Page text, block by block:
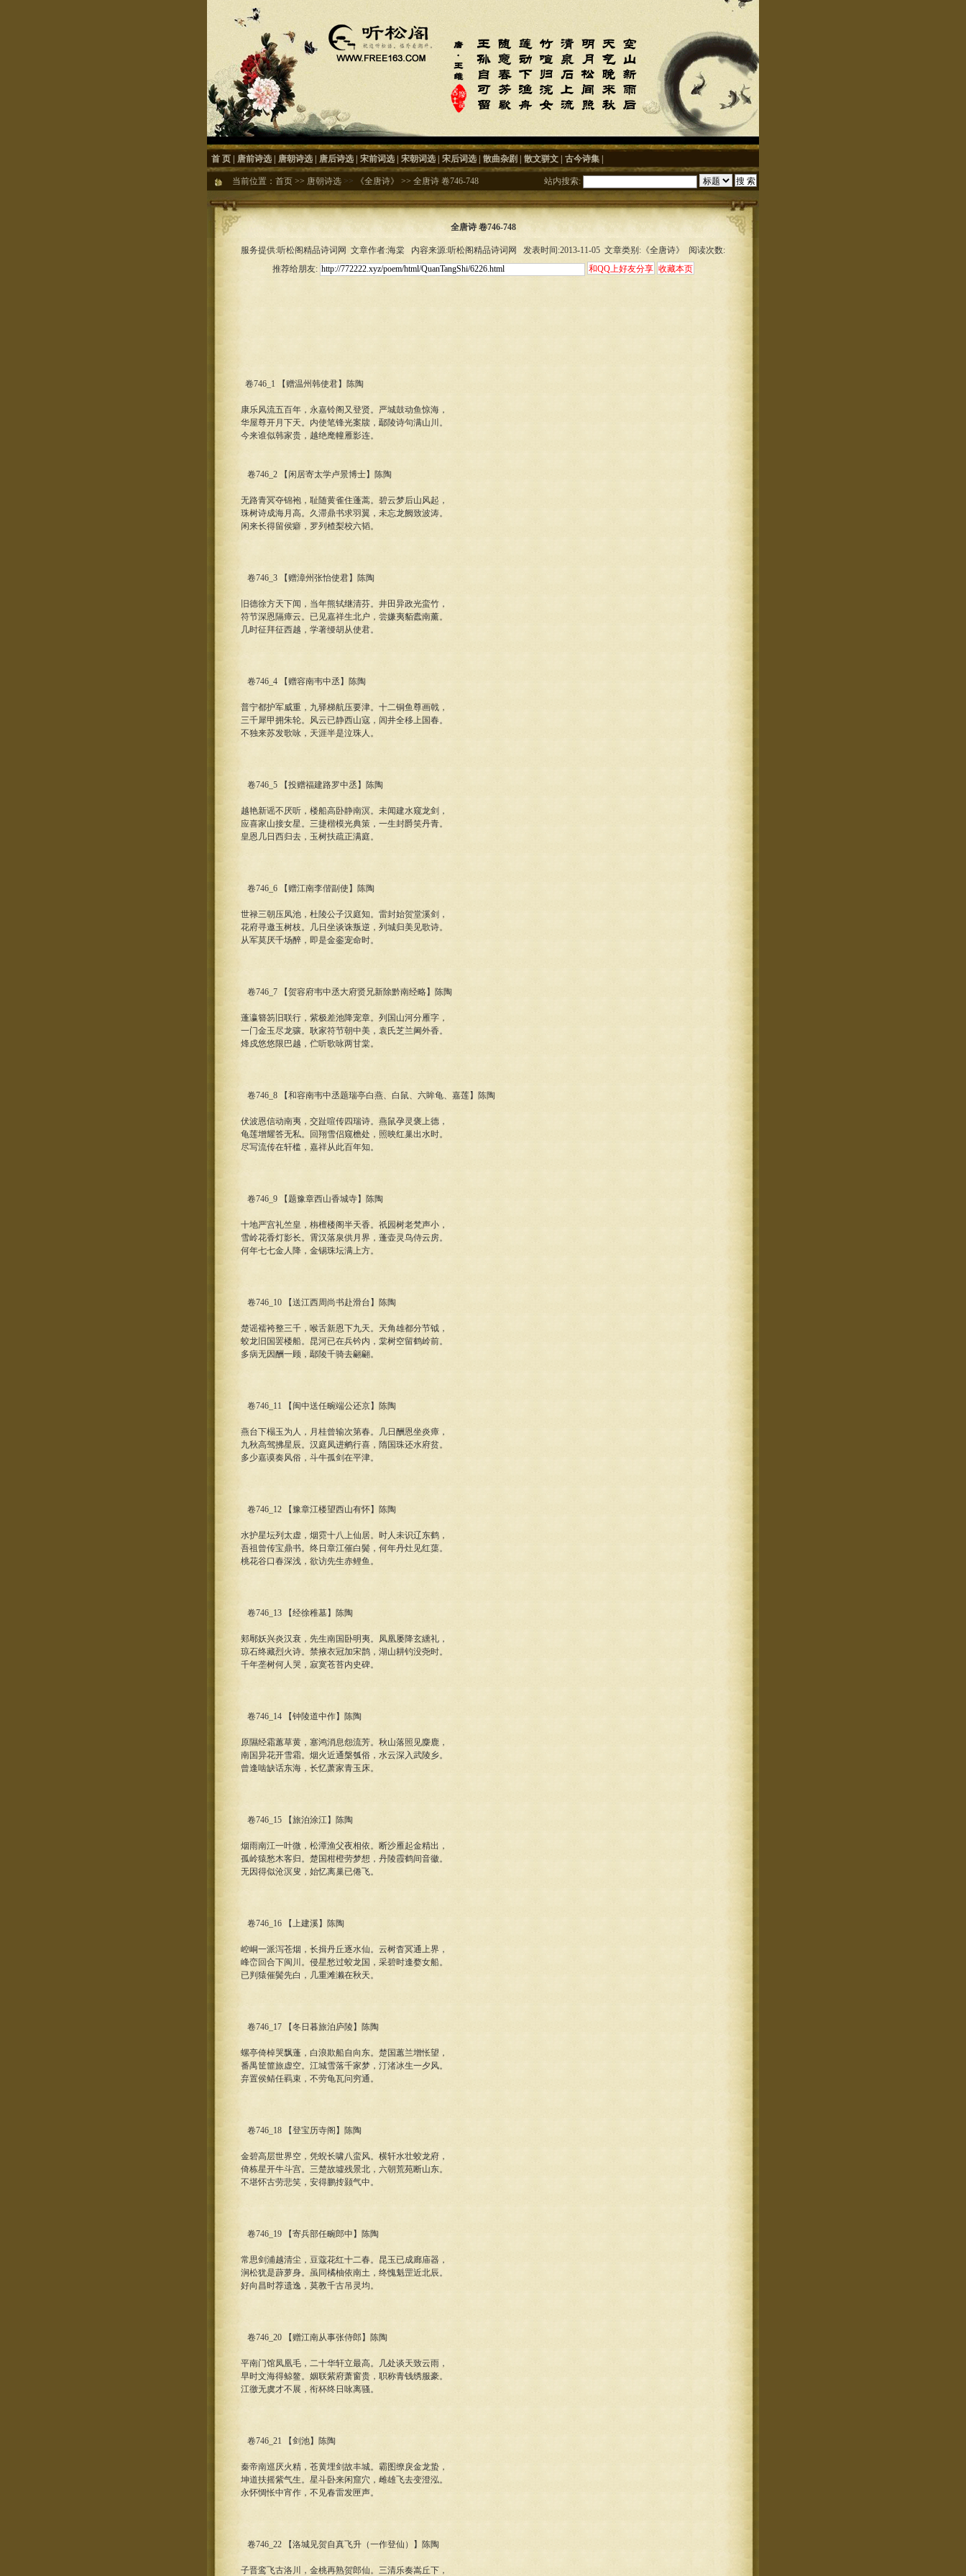
首 页 唐前诗选 唐朝诗选 唐后诗选 宋前词选 宋朝词选 宋后词选 散曲杂剧 散文骈文 古今诗集
当前位置： 首页 >> 唐朝诗选 >> 《全唐诗》 >> 全唐诗 卷746-748 站内搜索:
全唐诗 卷746-748
服务提供:听松阁精品诗词网 文章作者:海棠 内容来源:听松阁精品诗词网 发表时间:2013-11-05 文章类别:《全唐诗》 阅读次数:
推荐给朋友:
卷746_1 【赠温州韩使君】陈陶
康乐风流五百年，永嘉铃阁又登贤。严城鼓动鱼惊海，
华屋尊开月下天。内使笔锋光案牍，鄢陵诗句满山川。
今来谁似韩家贵，越绝麾幢雁影连。
卷746_2 【闲居寄太学卢景博士】陈陶
无路青冥夺锦袍，耻随黄雀住蓬蒿。碧云梦后山风起，
珠树诗成海月高。久滞鼎书求羽翼，未忘龙阙致波涛。
闲来长得留侯癖，罗列楂梨校六韬。
卷746_3 【赠漳州张怡使君】陈陶
旧德徐方天下闻，当年熊轼继清芬。井田异政光蛮竹，
符节深恩隔瘴云。已见嘉祥生北户，尝嫌夷貊蠹南薰。
几时征拜征西越，学著缦胡从使君。
卷746_4 【赠容南韦中丞】陈陶
普宁都护军威重，九驿梯航压要津。十二铜鱼尊画戟，
三千犀甲拥朱轮。风云已静西山寇，闾井全移上国春。
不独来苏发歌咏，天涯半是泣珠人。
卷746_5 【投赠福建路罗中丞】陈陶
越艳新谣不厌听，楼船高卧静南溟。未闻建水窥龙剑，
应喜家山接女星。三捷楷模光典策，一生封爵笑丹青。
皇恩几日西归去，玉树扶疏正满庭。
卷746_6 【赠江南李偕副使】陈陶
世禄三朝压凤池，杜陵公子汉庭知。雷封始贺堂溪剑，
花府寻邀玉树枝。几日坐谈诛叛逆，列城归美见歌诗。
从军莫厌千场醉，即是金銮宠命时。
卷746_7 【贺容府韦中丞大府贤兄新除黔南经略】陈陶
蓬瀛簪笏旧联行，紫极差池降宠章。列国山河分雁字，
一门金玉尽龙骧。耿家符节朝中美，袁氏芝兰阃外香。
烽戍悠悠限巴越，伫听歌咏两甘棠。
卷746_8 【和容南韦中丞题瑞亭白燕、白鼠、六眸龟、嘉莲】陈陶
伏波恩信动南夷，交趾喧传四瑞诗。燕鼠孕灵褒上德，
龟莲增耀答无私。回翔雪侣窥檐处，照映红巢出水时。
尽写流传在轩槛，嘉祥从此百年知。
卷746_9 【题豫章西山香城寺】陈陶
十地严宫礼竺皇，栴檀楼阁半天香。祇园树老梵声小，
雪岭花香灯影长。霄汉落泉供月界，蓬壶灵鸟侍云房。
何年七七金人降，金锡珠坛满上方。
卷746_10 【送江西周尚书赴滑台】陈陶
楚谣襦袴整三千，喉舌新恩下九天。天角雄都分节钺，
蛟龙旧国罢楼船。昆河已在兵钤内，棠树空留鹤岭前。
多病无因酬一顾，鄢陵千骑去翩翩。
卷746_11 【闽中送任畹端公还京】陈陶
燕台下榻玉为人，月桂曾输次第春。几日酬恩坐炎瘴，
九秋高驾拂星辰。汉庭凤进鹓行喜，隋国珠还水府贫。
多少嘉谟奏风俗，斗牛孤剑在平津。
卷746_12 【豫章江楼望西山有怀】陈陶
水护星坛列太虚，烟霓十八上仙居。时人未识辽东鹤，
吾祖曾传宝鼎书。终日章江催白鬓，何年丹灶见红蕖。
桃花谷口春深浅，欲访先生赤鲤鱼。
卷746_13 【经徐稚墓】陈陶
郏鄏妖兴炎汉衰，先生南国卧明夷。凤凰屡降玄纁礼，
琼石终藏烈火诗。禁掖衣冠加宋鹊，湖山耕钓没尧时。
千年垄树何人哭，寂寞苍苔内史碑。
卷746_14 【钟陵道中作】陈陶
原隰经霜蕙草黄，塞鸿消息怨流芳。秋山落照见麋鹿，
南国异花开雪霜。烟火近通槃瓠俗，水云深入武陵乡。
曾逢啮缺话东海，长忆萧家青玉床。
卷746_15 【旅泊涂江】陈陶
烟雨南江一叶微，松潭渔父夜相依。断沙雁起金精出，
孤岭猿愁木客归。楚国柑橙劳梦想，丹陵霞鹤间音徽。
无因得似沧溟叟，始忆离巢已倦飞。
卷746_16 【上建溪】陈陶
崆峒一派泻苍烟，长揖丹丘逐水仙。云树杳冥通上界，
峰峦回合下闽川。侵星愁过蛟龙国，采碧时逢婺女船。
已判猿催鬓先白，几重滩濑在秋天。
卷746_17 【冬日暮旅泊庐陵】陈陶
螺亭倚棹哭飘蓬，白浪欺船自向东。楚国蕙兰增怅望，
番禺筐篚旅虚空。江城雪落千家梦，汀渚冰生一夕风。
弃置侯鲭任羁束，不劳龟瓦问穷通。
卷746_18 【登宝历寺阁】陈陶
金碧高层世界空，凭蜺长啸八蛮风。横轩水壮蛟龙府，
倚栋星开牛斗宫。三楚故墟残景北，六朝荒苑断山东。
不堪怀古劳悲笑，安得鹏抟颢气中。
卷746_19 【寄兵部任畹郎中】陈陶
常思剑浦越清尘，豆蔻花红十二春。昆玉已成廊庙器，
涧松犹是薜萝身。虽同橘柚依南土，终愧魁罡近北辰。
好向昌时荐遗逸，莫教千古吊灵均。
卷746_20 【赠江南从事张侍郎】陈陶
平南门馆凤凰毛，二十华轩立最高。几处谈天致云雨，
早时文海得鲸鳌。姻联紫府萧窗贵，职称青钱绣服豪。
江徼无虞才不展，衔杯终日咏离骚。
卷746_21 【剑池】陈陶
秦帝南巡厌火精，苍黄埋剑故丰城。霸图缭戾金龙蛰，
坤道扶摇紫气生。星斗卧来闲窟穴，雌雄飞去变澄泓。
永怀惆怅中宵作，不见春雷发匣声。
卷746_22 【洛城见贺自真飞升（一作登仙）】陈陶
子晋鸾飞古洛川，金桃再熟贺郎仙。三清乐奏嵩丘下，